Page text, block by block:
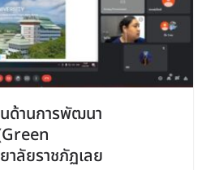
ด้านการพัฒนา
ลัยราชภัฏเลย